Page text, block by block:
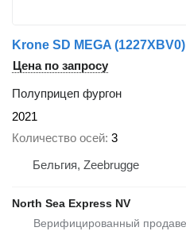
Krone SD MEGA (1227XBV0)
Цена по запросу
Полуприцеп фургон
2021
Количество осей 3
Бельгия, Zeebrugge
North Sea Express NV